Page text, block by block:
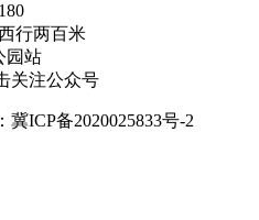
行两百米
园站
关注公众号
ICP备2020025833号-2